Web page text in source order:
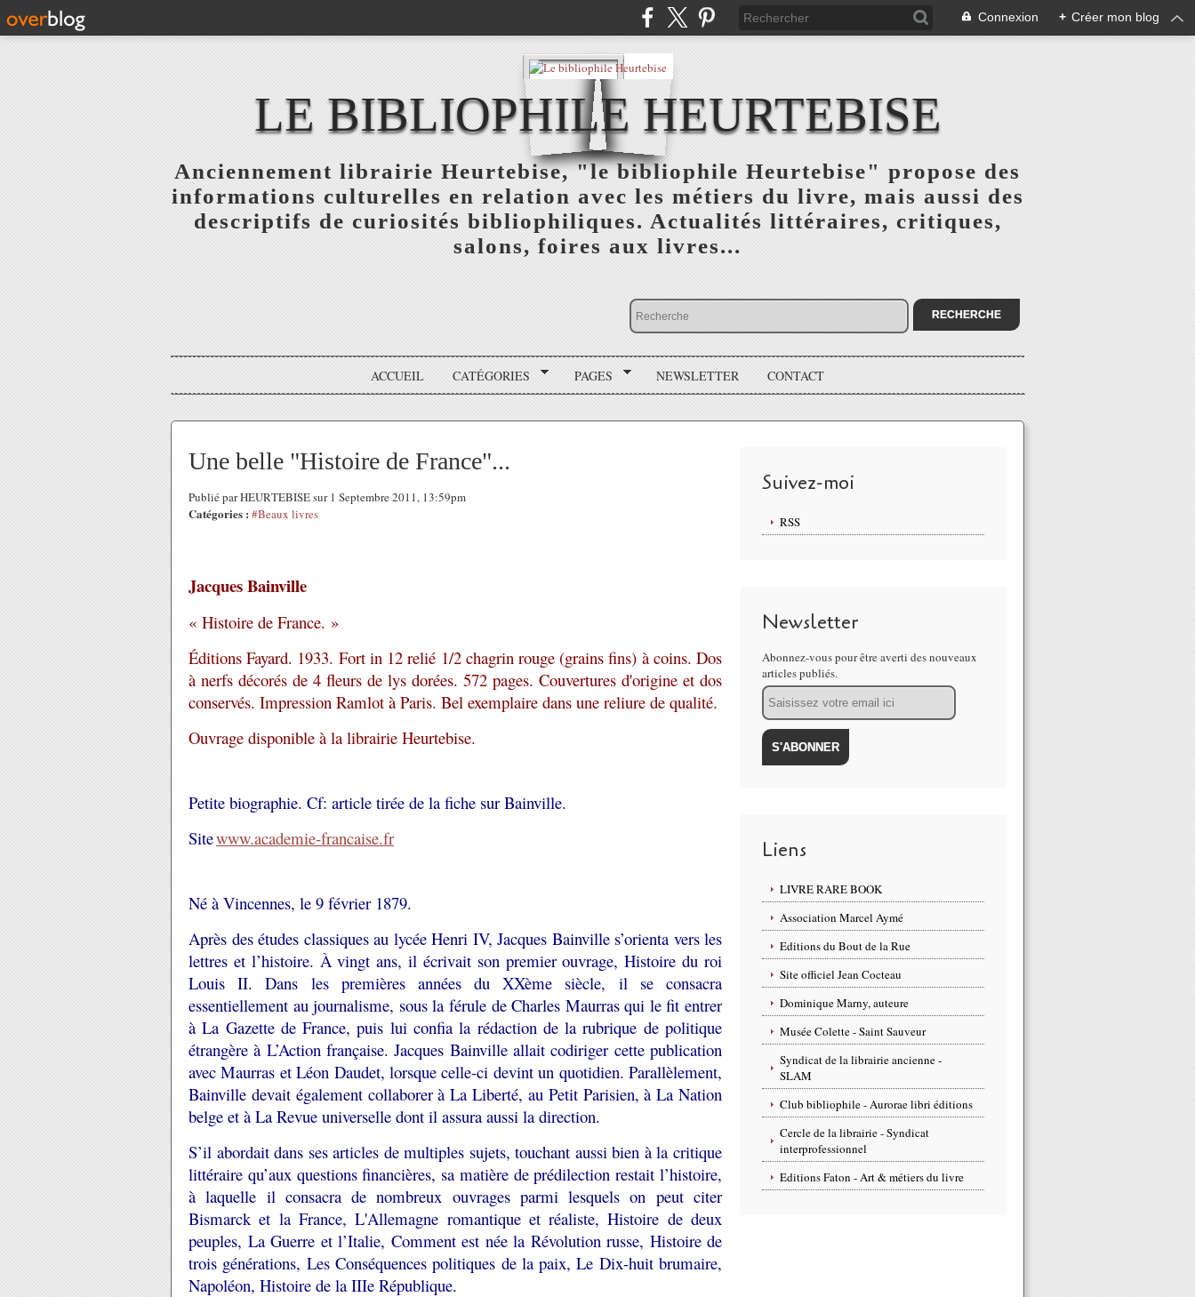
Connexion + Créer mon blog
LE BIBLIOPHILE HEURTEBISE
Anciennement librairie Heurtebise, "le bibliophile Heurtebise" propose des
informations culturelles en relation avec les métiers du livre, mais aussi des
descriptifs de curiosités bibliophiliques. Actualités littéraires, critiques,
salons, foires aux livres...
ACCUEIL CATÉGORIES PAGES NEWSLETTER CONTACT
Une belle "Histoire de France"...
Publié par HEURTEBISE sur 1 Septembre 2011, 13:59pm
Catégories : #Beaux livres
Jacques Bainville
« Histoire de France. »
Éditions Fayard. 1933. Fort in 12 relié 1/2 chagrin rouge (grains fins) à coins. Dos
à nerfs décorés de 4 fleurs de lys dorées. 572 pages. Couvertures d'origine et dos
conservés. Impression Ramlot à Paris. Bel exemplaire dans une reliure de qualité.
Ouvrage disponible à la librairie Heurtebise.
Petite biographie. Cf: article tirée de la fiche sur Bainville.
Sitewww.academie-francaise.fr
Né à Vincennes, le 9 février 1879.
Après des études classiques au lycée Henri IV, Jacques Bainville s’orienta vers les
lettres et l’histoire. À vingt ans, il écrivait son premier ouvrage, Histoire du roi
Louis II. Dans les premières années du XXème siècle, il se consacra
essentiellement au journalisme, sous la férule de Charles Maurras qui le fit entrer
à La Gazette de France, puis lui confia la rédaction de la rubrique de politique
étrangère à L’Action française. Jacques Bainville allait codiriger cette publication
avec Maurras et Léon Daudet, lorsque celle-ci devint un quotidien. Parallèlement,
Bainville devait également collaborer à La Liberté, au Petit Parisien, à La Nation
belge et à La Revue universelle dont il assura aussi la direction.
S’il abordait dans ses articles de multiples sujets, touchant aussi bien à la critique
littéraire qu’aux questions financières, sa matière de prédilection restait l’histoire,
à laquelle il consacra de nombreux ouvrages parmi lesquels on peut citer
Bismarck et la France, L'Allemagne romantique et réaliste, Histoire de deux
peuples, La Guerre et l’Italie, Comment est née la Révolution russe, Histoire de
trois générations, Les Conséquences politiques de la paix, Le Dix-huit brumaire,
Napoléon, Histoire de la IIIe République.
Suivez-moi
RSS
Newsletter
Abonnez-vous pour être averti des nouveaux
articles publiés.
Email
Liens
LIVRE RARE BOOK
Association Marcel Aymé
Editions du Bout de la Rue
Site officiel Jean Cocteau
Dominique Marny, auteure
Musée Colette - Saint Sauveur
Syndicat de la librairie ancienne -
SLAM
Club bibliophile - Aurorae libri éditions
Cercle de la librairie - Syndicat
interprofessionnel
Editions Faton - Art & métiers du livre